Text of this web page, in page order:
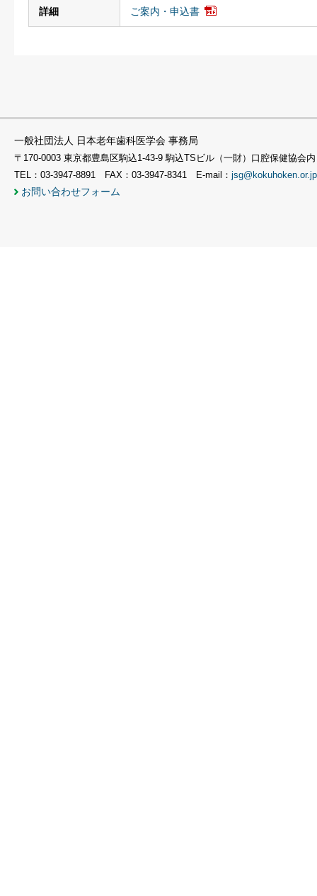
詳細 ご案内・申込書
一般社団法人 日本老年歯科医学会 事務局
〒170-0003 東京都豊島区駒込1-43-9 駒込TSビル（一財）口腔保健協会内
TEL：03-3947-8891 FAX：03-3947-8341 E-mail： jsg@kokuhoken.or.jp
お問い合わせフォーム